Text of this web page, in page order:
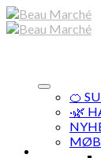
Skip
to
🍊
·🌿